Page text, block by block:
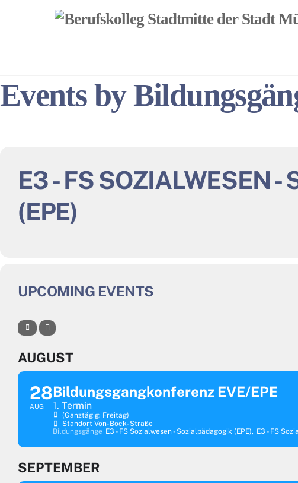
Events by
E3 - FS SOZIALWESEN -
(EPE)
UPCOMING EVENTS
AUGUST
28
AUG
Bildungsgangkonferenz EVE/EPE
1. Termin
(ganztägig: Freitag)
Standort Von-Bock-Straße
Bildungsgänge E3 - FS Sozialwesen - Sozialpädagogik (EPE), E3 - FS
SEPTEMBER